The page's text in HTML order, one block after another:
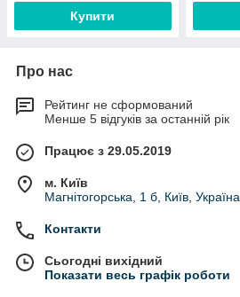
Купити
Про нас
Рейтинг не сформований
Менше 5 відгуків за останній рік
Працює з 29.05.2019
м. Київ
Магнітогорська, 1 б, Київ, Україна
Контакти
Сьогодні вихідний
Показати весь графік роботи